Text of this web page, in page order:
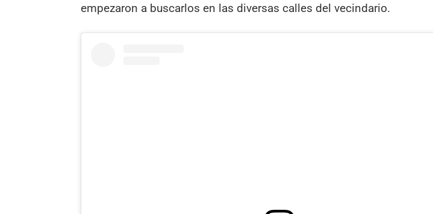
empezaron a buscarlos en las diversas calles del vecindario.